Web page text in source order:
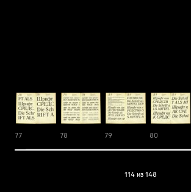
77 78 79 80
114 из 148